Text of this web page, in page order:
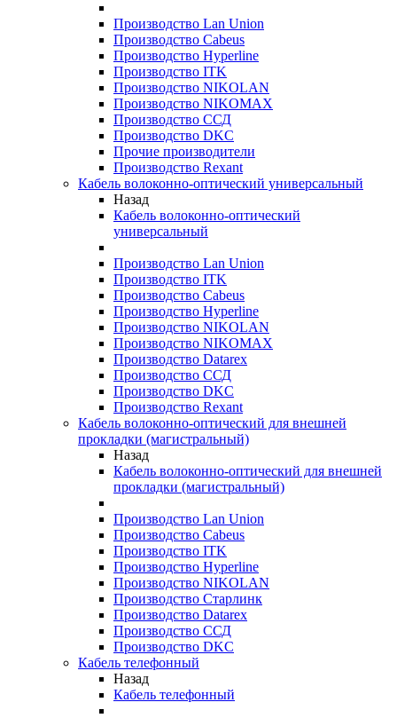
Производство Lan Union
Производство Cabeus
Производство Hyperline
Производство ITK
Производство NIKOLAN
Производство NIKOMAX
Производство ССД
Производство DKC
Прочие производители
Производство Rexant
Кабель волоконно-оптический универсальный
Назад
Кабель волоконно-оптический
универсальный
Производство Lan Union
Производство ITK
Производство Cabeus
Производство Hyperline
Производство NIKOLAN
Производство NIKOMAX
Производство Datarex
Производство ССД
Производство DKC
Производство Rexant
Кабель волоконно-оптический для внешней
прокладки (магистральный)
Назад
Кабель волоконно-оптический для внешней
прокладки (магистральный)
Производство Lan Union
Производство Cabeus
Производство ITK
Производство Hyperline
Производство NIKOLAN
Производство Старлинк
Производство Datarex
Производство ССД
Производство DKC
Кабель телефонный
Назад
Кабель телефонный